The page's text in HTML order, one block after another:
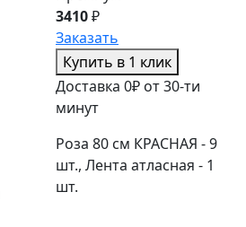
3410₽
Заказать
Купить в 1 клик
Доставка 0₽ от 30-ти
минут
Роза 80 см КРАСНАЯ - 9
шт., Лента атласная - 1
шт.